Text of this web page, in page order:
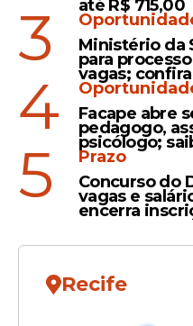
piora
Álcool
tirar
até R$ 715,00
3
Ministério da
para
vagas;
4
Facape abre
pedagogo,
psicólogo;
5
Prazo
Concurso do
vagas e
encerra
Recife